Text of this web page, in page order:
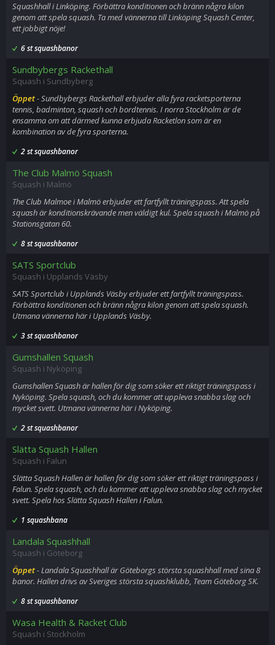
Squashhall i Linköping. Förbättra konditionen och bränn några kilon
genom att spela squash. Ta med vännerna till Linköping Squash Center,
ett jobbigt nöje!
6 st squashbanor
Sundbybergs Rackethall
Squash i Sundbyberg
Öppet- Sundbybergs Rackethall erbjuder alla fyra racketsporterna
tennis, badminton, squash och bordtennis. I norra Stockholm är de
ensamma om att därmed kunna erbjuda Racketlon som är en
kombination av de fyra sporterna.
2 st squashbanor
The Club Malmö Squash
Squash i Malmö
The Club Malmoe i Malmö erbjuder ett fartfyllt träningspass. Att spela
squash är konditionskrävande men väldigt kul. Spela squash i Malmö på
Stationsgatan 60.
8 st squashbanor
SATS Sportclub
Squash i Upplands Väsby
SATS Sportclub i Upplands Väsby erbjuder ett fartfyllt träningspass.
Förbättra konditionen och bränn några kilon genom att spela squash.
Utmana vännerna här i Upplands Väsby.
3 st squashbanor
Gumshallen Squash
Squash i Nyköping
Gumshallen Squash är hallen för dig som söker ett riktigt träningspass i
Nyköping. Spela squash, och du kommer att uppleva snabba slag och
mycket svett. Utmana vännerna här i Nyköping.
2 st squashbanor
Slätta Squash Hallen
Squash i Falun
Slätta Squash Hallen är hallen för dig som söker ett riktigt träningspass i
Falun. Spela squash, och du kommer att uppleva snabba slag och mycket
svett. Spela hos Slätta Squash Hallen i Falun.
1 squashbana
Landala Squashhall
Squash i Göteborg
Öppet- Landala Squashhall är Göteborgs största squashhall med sina 8
banor. Hallen drivs av Sveriges största squashklubb, Team Göteborg SK.
8 st squashbanor
Wasa Health & Racket Club
Squash i Stockholm